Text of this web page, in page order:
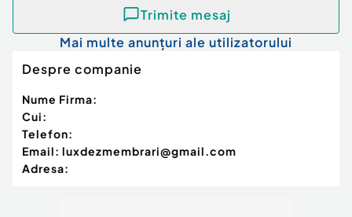
Trimite mesaj
Mai multe anunțuri ale utilizatorului
Despre companie
Nume Firma:
Cui:
Telefon:
Email: luxdezmembrari@gmail.com
Adresa: